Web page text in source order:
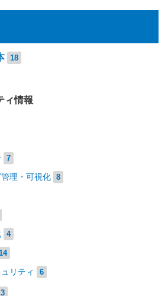
18
ィ情報
7
理・可視化 8
4
リティ 6
3